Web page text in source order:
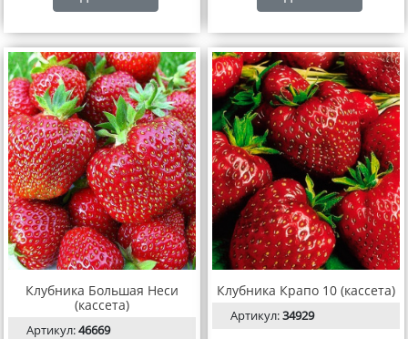
Клубника Большая Неси
(кассета)
Артикул:46669
Клубника Крапо 10 (кассета)
Артикул:34929